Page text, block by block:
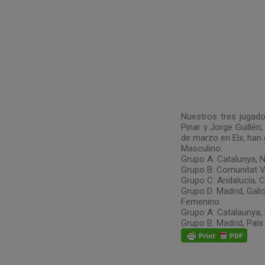
Nuestros tres
Pinar y Jorge
de marzo en Elx,
Masculino:
Grupo A: Catalunya,
Grupo B: Comunitat
Grupo C: Andalucía,
Grupo D: Madrid,
Femenino:
Grupo A:
Grupo B: Madrid,